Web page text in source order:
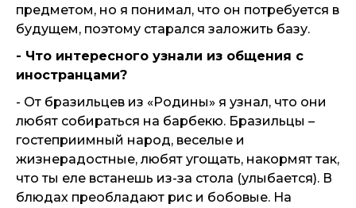
предметом, но я понимал, что он потребуется в
будущем, поэтому старался заложить базу.
- Что интересного узнали из общения с
иностранцами?
- От бразильцев из «Родины» я узнал, что они
любят собираться на барбекю. Бразильцы –
гостеприимный народ, веселые и
жизнерадостные, любят угощать, накормят так,
что ты еле встанешь из-за стола (улыбается). В
блюдах преобладают рис и бобовые. На